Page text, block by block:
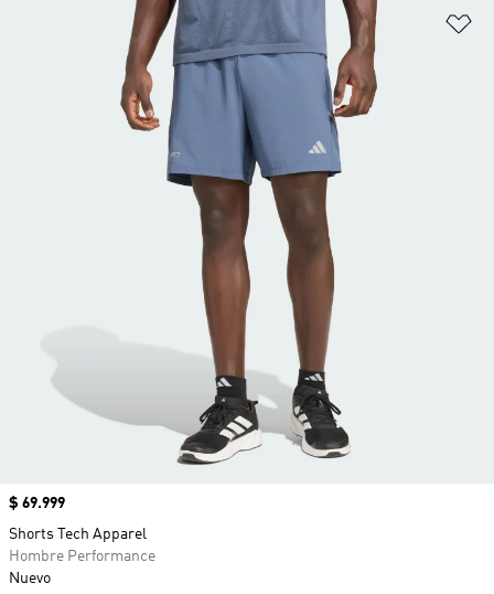
Precio
$ 69.999
Shorts Tech Apparel
Hombre Performance
Nuevo